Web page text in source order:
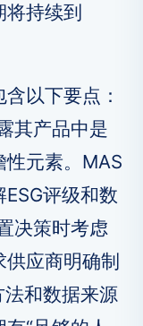
持续到
以下要点：
其产品中是
元素。MAS
评级和数
决策时考虑
供应商明确制
法和数据来源